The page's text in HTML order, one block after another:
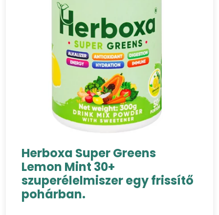
Herboxa Super Greens
Lemon Mint 30+
szuperélelmiszer egy frissítő
pohárban.